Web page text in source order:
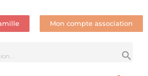
Mon compte association